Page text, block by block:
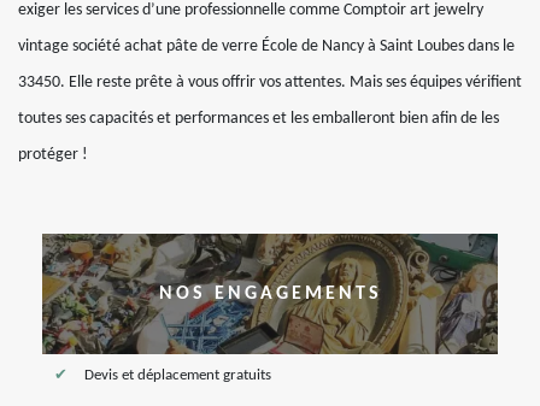
exiger les services d’une professionnelle comme Comptoir art jewelry
vintage société achat pâte de verre École de Nancy à Saint Loubes dans le
33450. Elle reste prête à vous offrir vos attentes. Mais ses équipes vérifient
toutes ses capacités et performances et les emballeront bien afin de les
protéger !
NOS ENGAGEMENTS
Devis et déplacement gratuits